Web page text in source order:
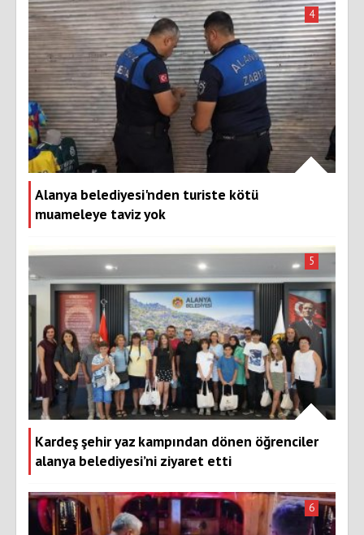
Alanya belediyesi'nden turiste kötü
muameleye taviz yok
4
Kardeş şehir yaz kampından dönen öğrenciler
alanya belediyesi’ni ziyaret etti
5
6